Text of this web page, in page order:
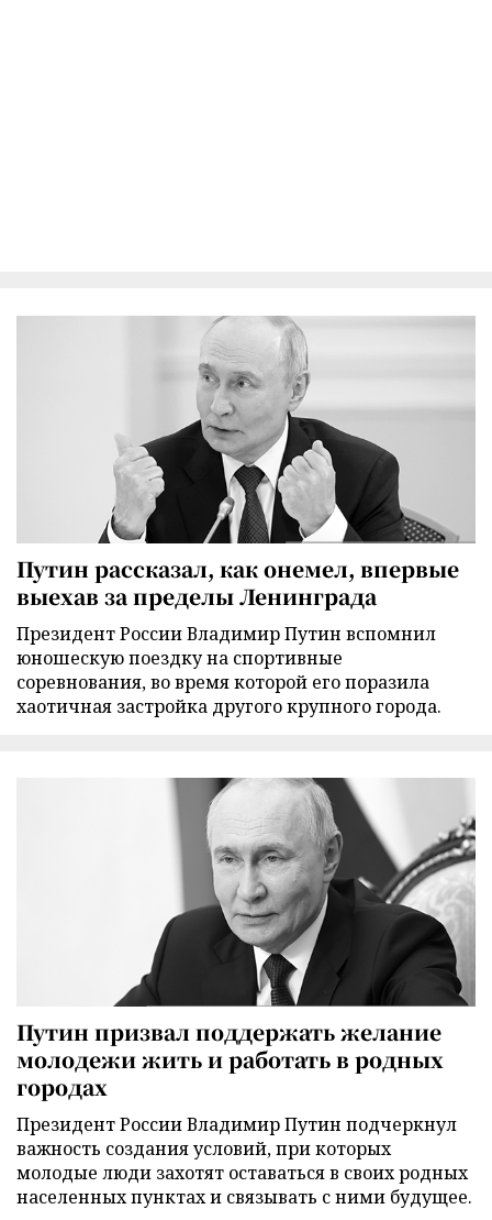
Путин рассказал, как онемел, впервые
выехав за пределы Ленинграда
Президент России Владимир Путин вспомнил
юношескую поездку на спортивные
соревнования, во время которой его поразила
хаотичная застройка другого крупного города.
Путин призвал поддержать желание
молодежи жить и работать в родных
городах
Президент России Владимир Путин подчеркнул
важность создания условий, при которых
молодые люди захотят оставаться в своих родных
населенных пунктах и связывать с ними будущее.